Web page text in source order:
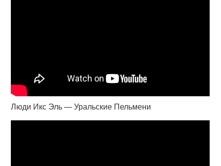
Люди Икс Эль — Уральские Пельмени